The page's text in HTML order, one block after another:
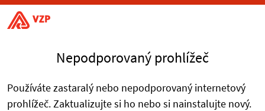
Nepodporovaný prohlížeč
Používáte zastaralý nebo nepodporovaný internetový
prohlížeč. Zaktualizujte si ho nebo si nainstalujte nový.